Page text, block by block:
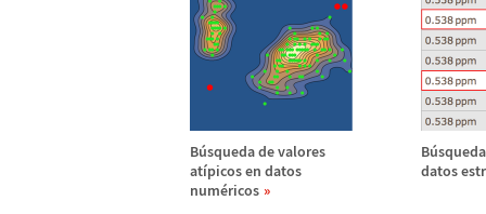
Búsqueda de valores
atípicos en datos
numéricos
Bú
datos